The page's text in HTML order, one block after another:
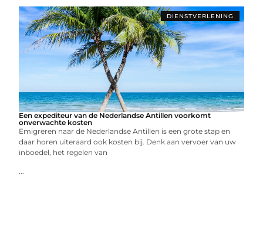
DIENSTVERLENING
Een expediteur van de Nederlandse Antillen voorkomt
onverwachte kosten
Emigreren naar de Nederlandse Antillen is een grote stap en
daar horen uiteraard ook kosten bij. Denk aan vervoer van uw
inboedel, het regelen van
...